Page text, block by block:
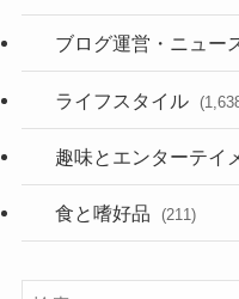
(36)
(187)
ブログ運営・ニュー
(118)
(181)
ライフスタイル
(394)
(282)
趣味とエンターテイ
(56)
食と嗜好品 (211)